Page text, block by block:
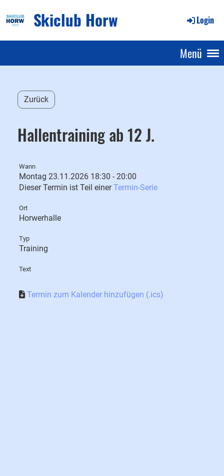
Skiclub Horw Login
Menü
Zurück
Hallentraining ab 12 J.
Wann
Montag 23.11.2026 18:30 - 20:00
Dieser Termin ist Teil einerTermin-Serie
Ort
Horwerhalle
Typ
Training
Text
Termin zum Kalender hinzufügen (.ics)